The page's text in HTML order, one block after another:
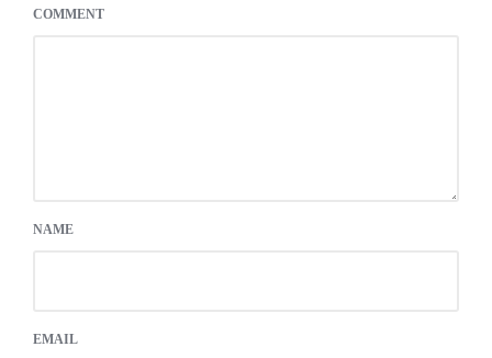
COMMENT
NAME
EMAIL